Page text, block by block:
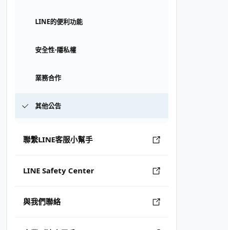
LINE的便利功能
安全性⋅隱私權
業務合作
其他公告
聯繫LINE客服小幫手
LINE Safety Center
與我們聯絡